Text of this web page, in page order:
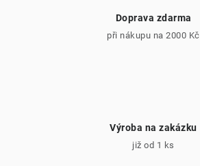
Doprava zdarma
při nákupu na 2000 Kč
Výroba na zakázku
již od 1 ks